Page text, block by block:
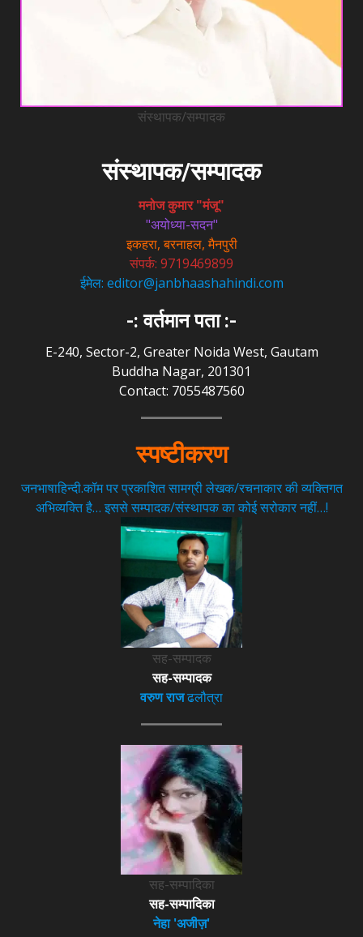
संस्थापक/सम्पादक
संस्थापक/सम्पादक
मनोज कुमार "मंजू"
"अयोध्या-सदन"
इकहरा, बरनाहल, मैनपुरी
संपर्क: 9719469899
ईमेल: editor@janbhaashahindi.com
-: वर्तमान पता :-
E-240, Sector-2, Greater Noida West, Gautam
Buddha Nagar, 201301
Contact: 7055487560
स्पष्टीकरण
जनभाषाहिन्दी.कॉम पर प्रकाशित सामग्री लेखक/रचनाकार की व्यक्तिगत
अभिव्यक्ति है… इससे सम्पादक/संस्थापक का कोई सरोकार नहीं…!
सह-सम्पादक
सह-सम्पादक
वरुण राजढलौत्रा
सह-सम्पादिका
सह-सम्पादिका
नेहा 'अजीज़'